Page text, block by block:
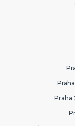
Praha